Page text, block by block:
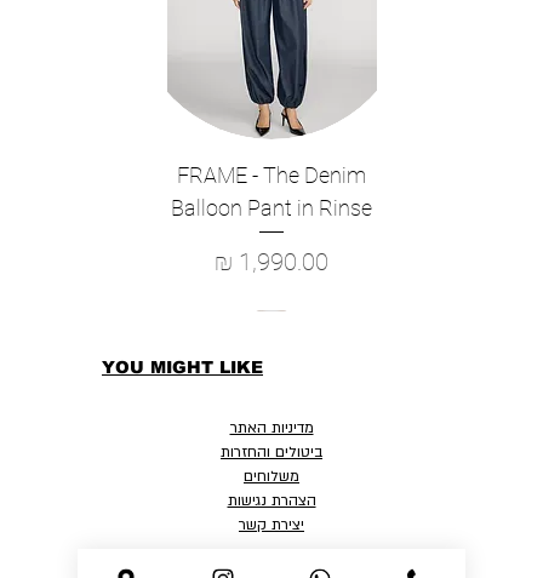
FRAME - The Denim
Balloon Pant in Rinse
מחיר
YOU MIGHT LIKE
מדיניות האתר
ביטולים והחזרות
משלוחים
הצהרת נגישות
יצירת קשר